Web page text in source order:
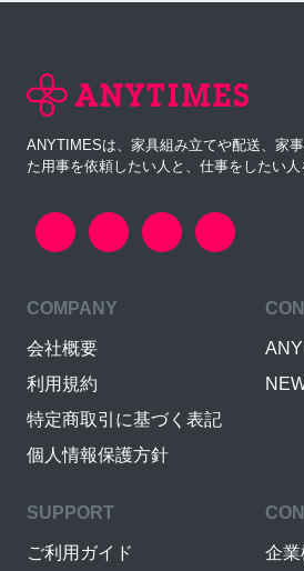
ANYTIMESは、家具組み立てや配送、家
た用事を依頼したい人と、仕事をしたい人
COMPANY
会社概要
利用規約
特定商取引に基づく表記
個人情報保護方針
SUPPORT
ご利用ガイド
企業